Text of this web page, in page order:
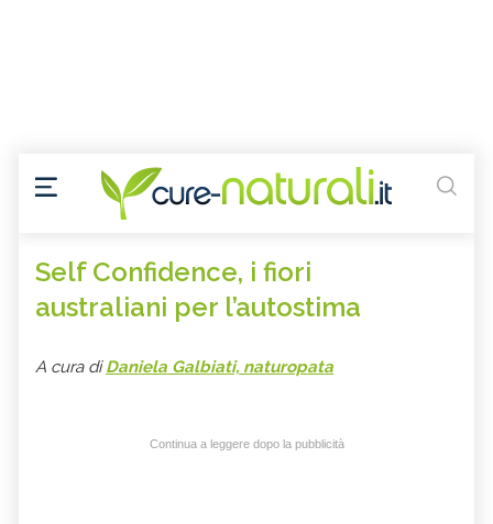
Self Confidence, i fiori
australiani per l’autostima
A cura diDaniela Galbiati, naturopata
Continua a leggere dopo la pubblicità